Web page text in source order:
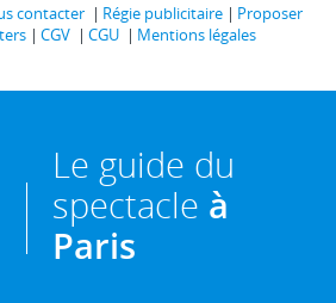
contacter Régie publicitaire
Proposer
CGV CGU
Mentions légales
Le guide du
spectacle à
Paris